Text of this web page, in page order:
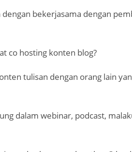
bekerjasama dengan
co hosting konten blog?
tulisan dengan orang lain
dalam webinar, podcast,